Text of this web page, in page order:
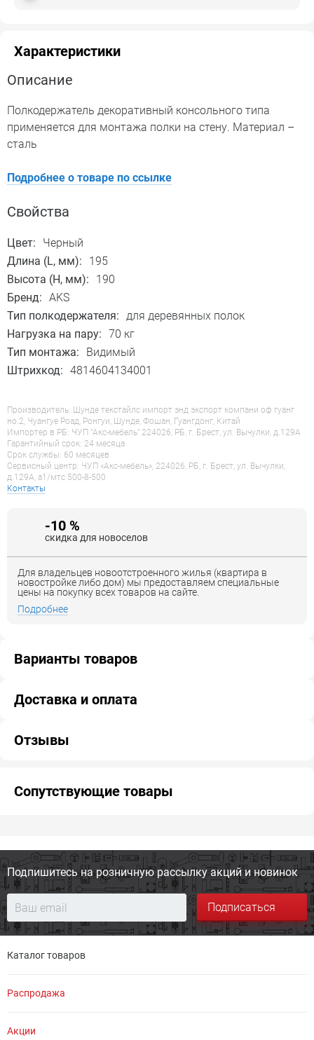
Характеристики
Описание
Полкодержатель декоративный консольного типа
применяется для монтажа полки на стену. Материал –
сталь
Подробнее о товаре по ссылке
Свойства
Цвет:
Черный
Длина (L, мм):
195
Высота (H, мм):
190
Бренд: AKS
Тип полкодержателя: для деревянных полок
Нагрузка на пару: 70 кг
Тип монтажа:
Видимый
Штрихкод: 4814604134001
Производитель: Шунде текстайлс импорт энд экспорт компани оф гуанг
но.2, Чуангуе Роад, Ронгуи, Шунде, Фошан, Гуангдонг, Китай
Импортер в РБ: ЧУП "Акс-мебель" 224026, РБ, г. Брест, ул. Вычулки, д.129А
Гарантийный срок: 24 месяца
Срок службы: 60 месяцев
Сервисный центр: ЧУП «Акс-мебель», 224026, РБ, г. Брест, ул. Вычулки,
д.129А, a1/мтс 500-8-500
Контакты
-10 %
скидка для новоселов
Для владельцев новоотстроенного жилья (квартира в
новостройке либо дом) мы предоставляем специальные
цены на покупку всех товаров на сайте.
Подробнее
Варианты товаров
Доставка и оплата
Отзывы
Сопутствующие товары
Подпишитесь на розничную рассылку акций и новинок
Подписаться
Каталог товаров
Распродажа
Акции